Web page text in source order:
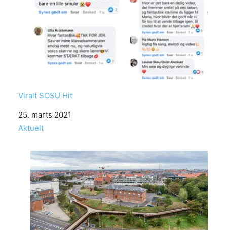
Viralt SOSU Hit
Date
25. marts 2021
In relation to
Aktuelt